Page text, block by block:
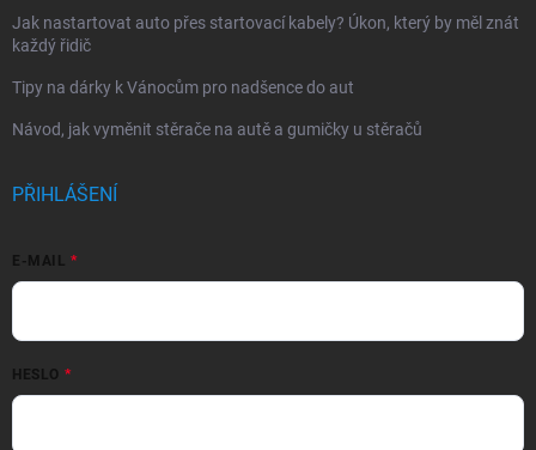
Jak nastartovat auto přes startovací kabely? Úkon, který by měl znát
každý řidič
Tipy na dárky k Vánocům pro nadšence do aut
Návod, jak vyměnit stěrače na autě a gumičky u stěračů
PŘIHLÁŠENÍ
E-MAIL
HESLO